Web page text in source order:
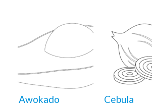
Awokado Cebula